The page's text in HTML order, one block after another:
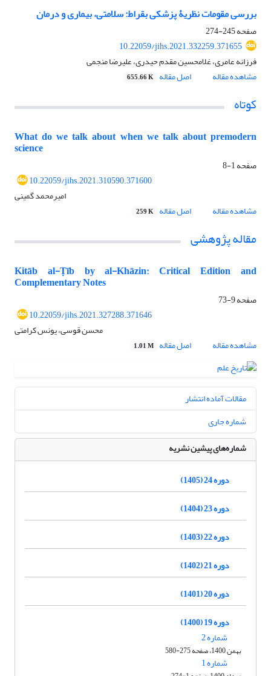
بررسی مقومات نظریۀ پزشکی بقراط: سلامتی، بیماری و درمان
صفحه245-274
10.22059/jihs.2021.332259.371655
فرزانه عامری، غلامحسین مقدم حیدری، علیرضا منجمی
مشاهده مقاله
اصل مقاله 655.66 K
کوتاه
What do we talk about when we talk about premodern
science
صفحه1-8
10.22059/jihs.2021.310590.371600
امیرمحمد گمینی
مشاهده مقاله
اصل مقاله 259 K
مقاله پژوهشی
Kitāb al-Ṭīb by al-Khāzin: Critical Edition and
Complementary Notes
صفحه9-73
10.22059/jihs.2021.327288.371646
محسن قوسی، یونس کرامتی
مشاهده مقاله
اصل مقاله 1.01 M
مقالات آماده انتشار
شماره جاری
شماره‌های پیشین نشریه
دوره 24 (1405)
دوره 23 (1404)
دوره 22 (1403)
دوره 21 (1402)
دوره 20 (1401)
دوره 19 (1400)
شماره 2
بهمن 1400، صفحه 275-580
شماره 1